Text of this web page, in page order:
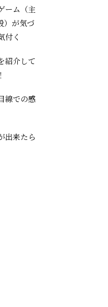
ーム（主
）が気づ
付く
紹介して
線での感
出来たら